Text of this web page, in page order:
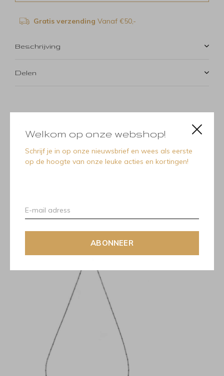
Welkom op onze webshop!
Schrijf je in op onze nieuwsbrief en wees als eerste
op de hoogte van onze leuke acties en kortingen!
ABONNEER
Gratis verzending Vanaf €50,-
Beschrijving
Delen
Chimento Bamboo Classic 1G02648ZZ5450
Collier.
Recente artikelen